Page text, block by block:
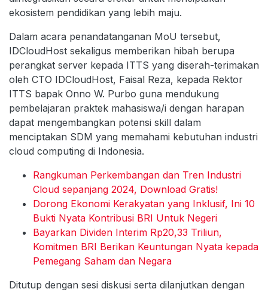
ekosistem pendidikan yang lebih maju.
Dalam acara penandatanganan MoU tersebut,
IDCloudHost sekaligus memberikan hibah berupa
perangkat server kepada ITTS yang diserah-terimakan
oleh CTO IDCloudHost, Faisal Reza, kepada Rektor
ITTS bapak Onno W. Purbo guna mendukung
pembelajaran praktek mahasiswa/i dengan harapan
dapat mengembangkan potensi skill dalam
menciptakan SDM yang memahami kebutuhan industri
cloud computing di Indonesia.
Rangkuman Perkembangan dan Tren Industri
Cloud sepanjang 2024, Download Gratis!
Dorong Ekonomi Kerakyatan yang Inklusif, Ini 10
Bukti Nyata Kontribusi BRI Untuk Negeri
Bayarkan Dividen Interim Rp20,33 Triliun,
Komitmen BRI Berikan Keuntungan Nyata kepada
Pemegang Saham dan Negara
Ditutup dengan sesi diskusi serta dilanjutkan dengan